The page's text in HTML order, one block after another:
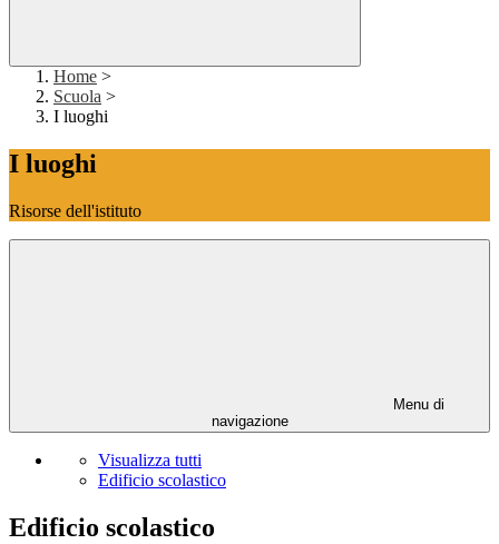
Home >
Scuola >
I luoghi
I luoghi
Risorse dell'istituto
Menu di
navigazione
Visualizza tutti
Edificio scolastico
Edificio scolastico